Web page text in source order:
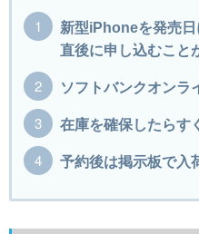
新型iPhoneを発売
直後に申し込むこと
ソフトバンクオンラ
在庫を確保したらす
予約後は掲示板で入